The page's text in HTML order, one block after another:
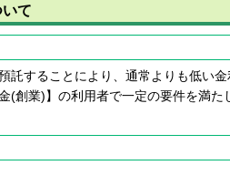
て
託することにより、通常よりも低い金
(創業)】の利用者で一定の要件を満た